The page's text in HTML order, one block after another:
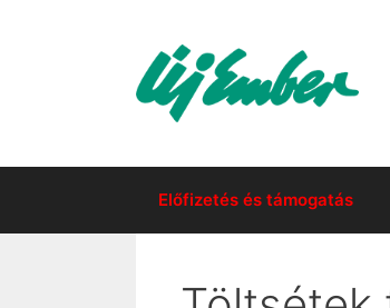
Előfizetés és támogatás